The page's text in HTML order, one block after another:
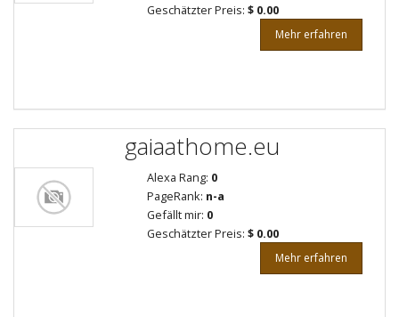
Geschätzter Preis: $ 0.00
Mehr erfahren
gaiaathome.eu
Alexa Rang: 0
PageRank: n-a
Gefällt mir: 0
Geschätzter Preis: $ 0.00
Mehr erfahren